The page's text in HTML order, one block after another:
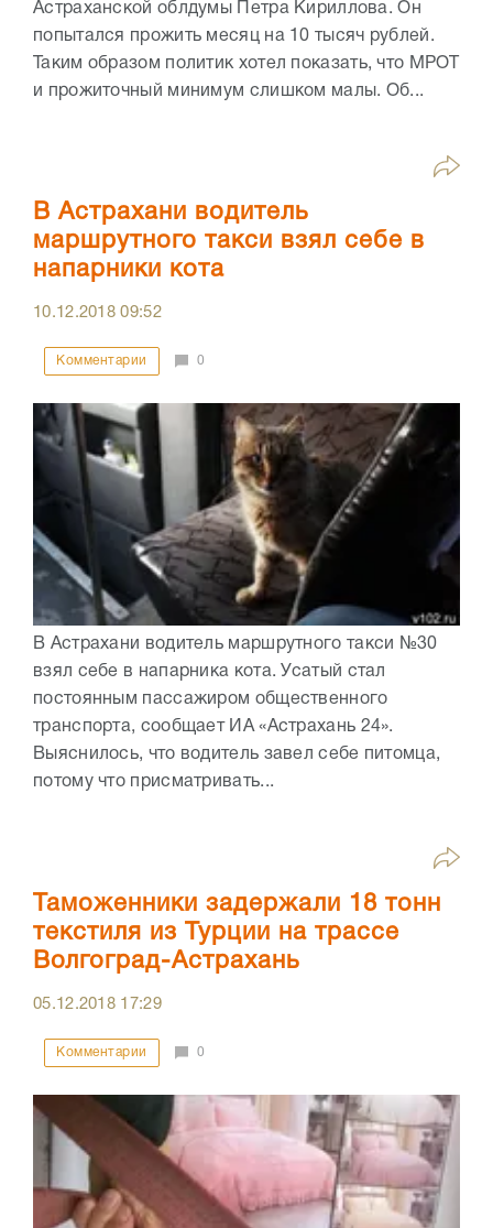
Астраханской облдумы Петра Кириллова. Он
попытался прожить месяц на 10 тысяч рублей.
Таким образом политик хотел показать, что МРОТ
и прожиточный минимум слишком малы. Об...
В Астрахани водитель
маршрутного такси взял себе в
напарники кота
10.12.201809:52
Комментарии 0
В Астрахани водитель маршрутного такси №30
взял себе в напарника кота. Усатый стал
постоянным пассажиром общественного
транспорта, сообщает ИА «Астрахань 24».
Выяснилось, что водитель завел себе питомца,
потому что присматривать...
Таможенники задержали 18 тонн
текстиля из Турции на трассе
Волгоград-Астрахань
05.12.2018 17:29
Комментарии 0